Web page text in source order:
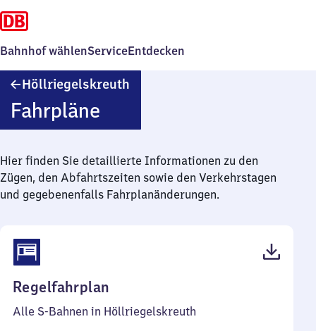
Bahnhof wählenServiceEntdecken
Höllriegelskreuth
Fahrpläne
Hier finden Sie detaillierte Informationen zu den
Zügen, den Abfahrtszeiten sowie den Verkehrstagen
und gegebenenfalls Fahrplanänderungen.
Regelfahrplan
51
Alle S-Bahnen in Höllriegelskreuth